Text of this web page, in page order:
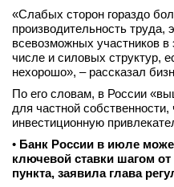
«Слабых сторон гораздо
производительность труда,
всевозможных участников
числе и силовых структур,
нехорошо», – рассказал
По его словам, в России
для частной собственности,
инвестиционную
• Банк России в июле
ключевой ставки шагом от
пункта, заявила глава